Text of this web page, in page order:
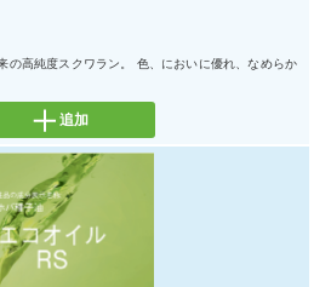
の高純度スクワラン。 色、においに優れ、なめらか
追加